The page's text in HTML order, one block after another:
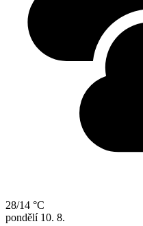
28/14 °C
pondělí 10. 8.